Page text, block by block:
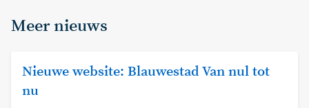
Meer nieuws
Nieuwe website: Blauwestad Van nul tot
nu